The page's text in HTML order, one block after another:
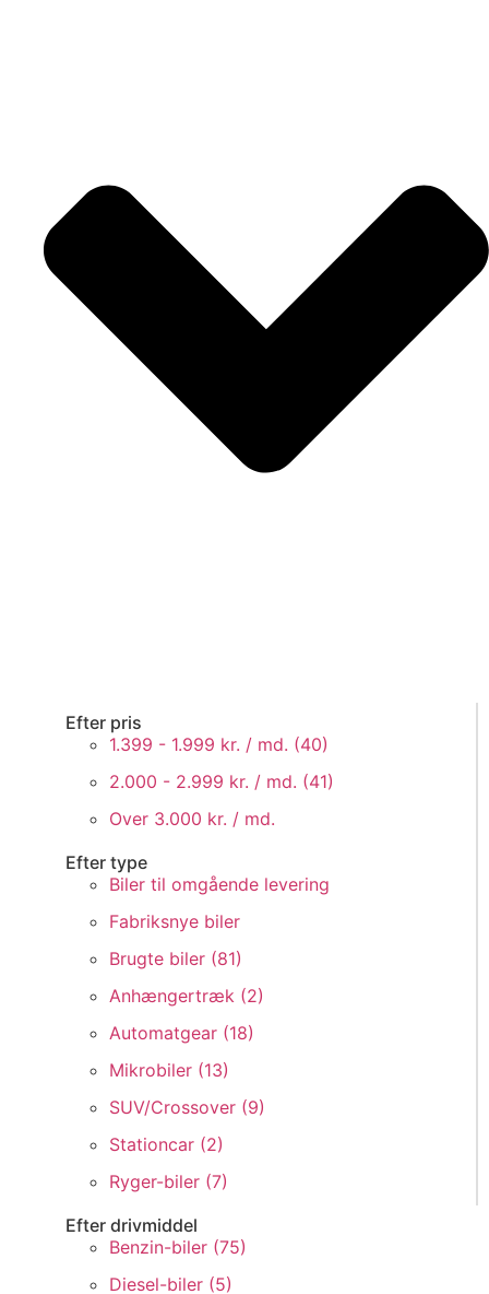
Efter pris
1.399 - 1.999 kr. / md. (40)
2.000 - 2.999 kr. / md. (41)
Over 3.000 kr. / md.
Efter type
Biler til omgående levering
Fabriksnye biler
Brugte biler (81)
Anhængertræk (2)
Automatgear (18)
Mikrobiler (13)
SUV/Crossover (9)
Stationcar (2)
Ryger-biler (7)
Efter drivmiddel
Benzin-biler (75)
Diesel-biler (5)